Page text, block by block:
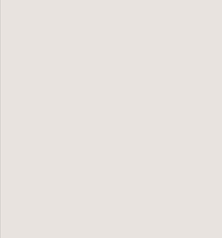
DETAILS ANZEIGEN